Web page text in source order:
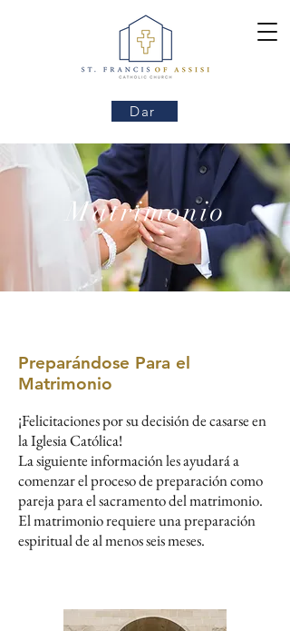
Dar
Matrimonio
Preparándose Para el
Matrimonio
¡Felicitaciones por su decisión de casarse en
la Iglesia Católica!
La siguiente información les ayudará a
comenzar el proceso de preparación como
pareja para el sacramento del matrimonio.
El matrimonio requiere una preparación
espiritual de al menos seis meses.